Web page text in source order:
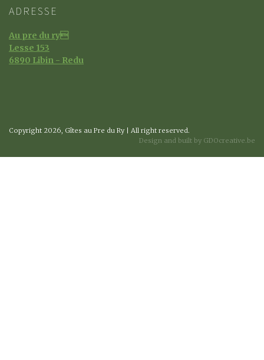
ADRESSE
Au pre du ry
Lesse 153
6890 Libin - Redu
Copyright 2026, Gîtes au Pre du Ry | All right reserved.
Design and built by GDOcreative.be